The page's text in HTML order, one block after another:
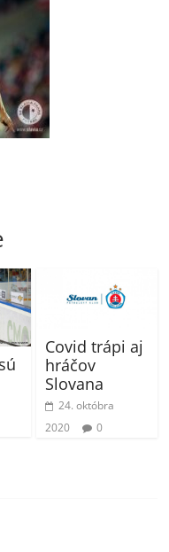
Covid trápi aj
hráčov
Slovana
24. októbra
2020
0